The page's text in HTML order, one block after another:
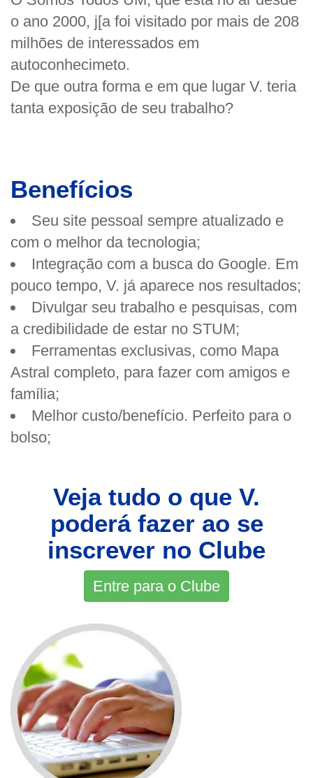
o ano 2000, j[a foi visitado por mais de 208
milhões de interessados em
autoconhecimeto.
De que outra forma e em que lugar V. teria
tanta exposição de seu trabalho?
Benefícios
Seu site pessoal sempre atualizado e
com o melhor da tecnologia;
Integração com a busca do Google. Em
pouco tempo, V. já aparece nos resultados;
Divulgar seu trabalho e pesquisas, com
a credibilidade de estar no STUM;
Ferramentas exclusivas, como Mapa
Astral completo, para fazer com amigos e
família;
Melhor custo/benefício. Perfeito para o
bolso;
Veja tudo o que V.
poderá fazer ao se
inscrever no Clube
Entre para o Clube